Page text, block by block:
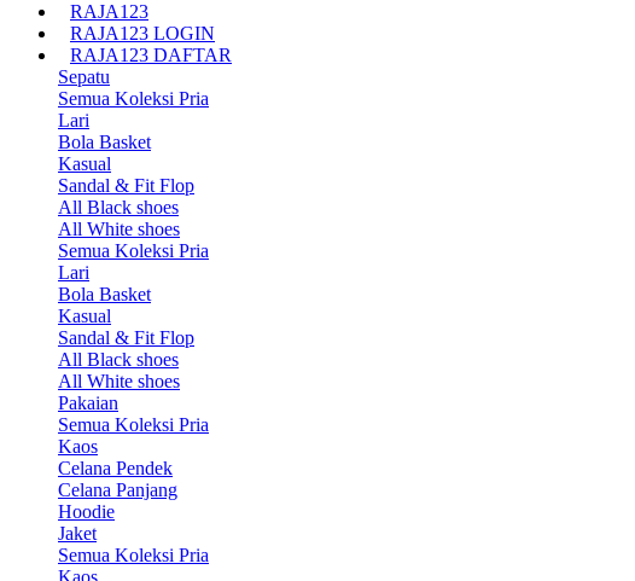
RAJA123
RAJA123 LOGIN
RAJA123 DAFTAR
Sepatu
Semua Koleksi Pria
Lari
Bola Basket
Kasual
Sandal & Fit Flop
All Black shoes
All White shoes
Semua Koleksi Pria
Lari
Bola Basket
Kasual
Sandal & Fit Flop
All Black shoes
All White shoes
Pakaian
Semua Koleksi Pria
Kaos
Celana Pendek
Celana Panjang
Hoodie
Jaket
Semua Koleksi Pria